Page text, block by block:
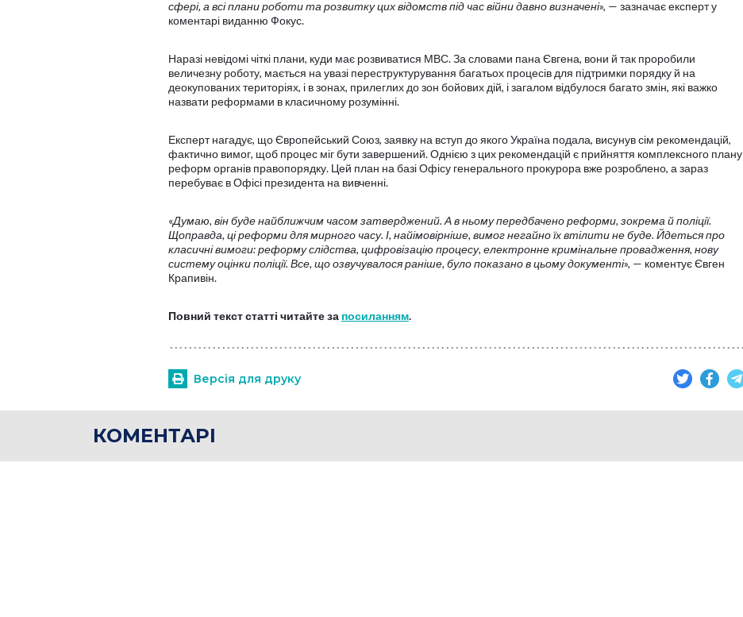
сфері, а всі плани роботи та розвитку цих відомств під час війни давно визначені», — зазначає експерт у
коментарі виданню Фокус.
Наразі невідомі чіткі плани, куди має розвиватися МВС. За словами пана Євгена, вони й так проробили
величезну роботу, мається на увазі переструктурування багатьох процесів для підтримки порядку й на
деокупованих територіях, і в зонах, прилеглих до зон бойових дій, і загалом відбулося багато змін, які важко
назвати реформами в класичному розумінні.
Експерт нагадує, що Європейський Союз, заявку на вступ до якого Україна подала, висунув сім рекомендацій,
фактично вимог, щоб процес міг бути завершений. Однією з цих рекомендацій є прийняття комплексного плану
реформ органів правопорядку. Цей план на базі Офісу генерального прокурора вже розроблено, а зараз
перебуває в Офісі президента на вивченні.
«Думаю, він буде найближчим часом затверджений. А в ньому передбачено реформи, зокрема й поліції.
Щоправда, ці реформи для мирного часу. І, найімовірніше, вимог негайно їх втілити не буде. Йдеться про
класичні вимоги: реформу слідства, цифровізацію процесу, електронне кримінальне провадження, нову
систему оцінки поліції. Все, що озвучувалося раніше, було показано в цьому документі», — коментує Євген
Крапивін.
Повний текст статті читайте за посиланням.
Версія для друку
КОМЕНТАРІ